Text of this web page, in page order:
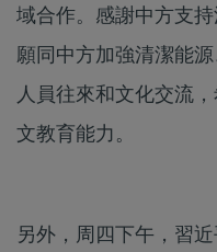
域合作。感謝中方支
願同中方加強清潔能
人員往來和文化交流
文教育能力。
另外，周四下午，習